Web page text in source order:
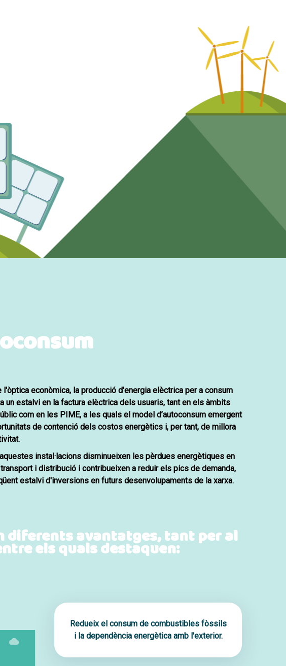
l'òptica econòmica, la producció d'energia elèctrica per a consum
un estalvi en la factura elèctrica dels usuaris, tant en els àmbits
com en les PIME, a les quals el model d’autoconsum emergent
de contenció dels costos energètics i, per tant, de millora
instal·lacions disminueixen les pèrdues energètiques en
i distribució i contribueixen a reduir els pics de demanda,
estalvi d'inversions en futurs desenvolupaments de la xarxa.
diferents avantatges, tant per al
els quals destaquen:
Redueix el consum de combustibles fòssils
i la dependència energètica amb l'exterior.